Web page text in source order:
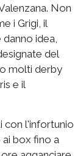
Non
i Grigi, il
idea,
del
molti derby
e il
con l'infortunio
box fino a